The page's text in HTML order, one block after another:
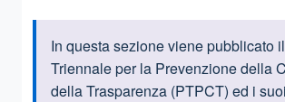
Informazioni introduttive
In questa sezione viene pubblicato
Triennale per la Prevenzione della
della Trasparenza (PTPCT) ed i